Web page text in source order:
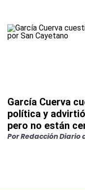
García Cuerva
política y
pero no están
PorRedacción Diario